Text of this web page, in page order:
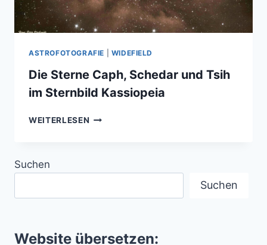
ASTROFOTOGRAFIE WIDEFIELD
Die Sterne Caph, Schedar und Tsih
im Sternbild Kassiopeia
WEITERLESEN DIE
Suchen
Suchen
Website übersetzen: